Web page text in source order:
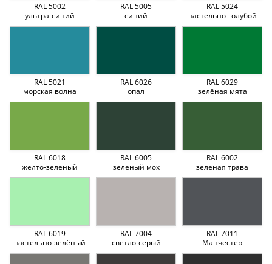
RAL 5002
ультра-синий
RAL 5005
синий
RAL 5024
пастельно-голубой
RAL 5021
морская волна
RAL 6026
опал
RAL 6029
зелёная мята
RAL 6018
жёлто-зелёный
RAL 6005
зелёный мох
RAL 6002
зелёная трава
RAL 6019
пастельно-зелёный
RAL 7004
светло-серый
RAL 7011
Манчестер